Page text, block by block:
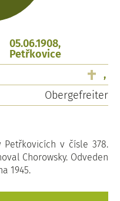
05.06.1908,
Petřkovice
,
Obergefreiter
v čísle 378.
Chorowsky. Odveden
1945.